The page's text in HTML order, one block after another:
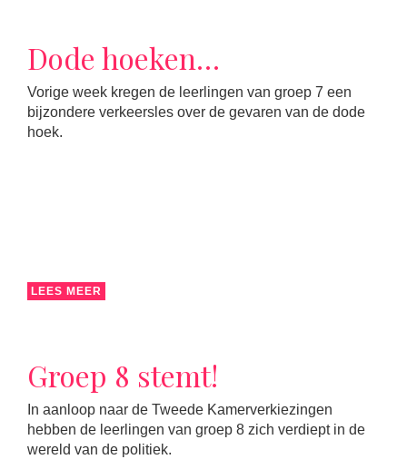
Dode hoeken…
Vorige week kregen de leerlingen van groep 7 een
bijzondere verkeersles over de gevaren van de dode
hoek.
LEES MEER
Groep 8 stemt!
In aanloop naar de Tweede Kamerverkiezingen
hebben de leerlingen van groep 8 zich verdiept in de
wereld van de politiek.